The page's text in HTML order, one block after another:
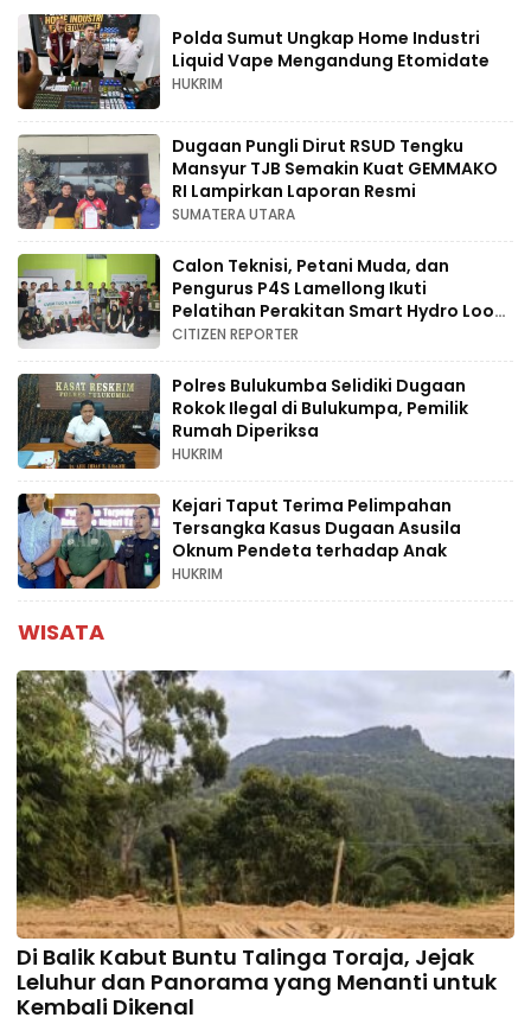
Polda Sumut Ungkap Home Industri
Liquid Vape Mengandung Etomidate
HUKRIM
Dugaan Pungli Dirut RSUD Tengku
Mansyur TJB Semakin Kuat GEMMAKO
RI Lampirkan Laporan Resmi
SUMATERA UTARA
Calon Teknisi, Petani Muda, dan
Pengurus P4S Lamellong Ikuti
Pelatihan Perakitan Smart Hydro Loop
di Desa Kajaolaliddong
CITIZEN REPORTER
Polres Bulukumba Selidiki Dugaan
Rokok Ilegal di Bulukumpa, Pemilik
Rumah Diperiksa
HUKRIM
Kejari Taput Terima Pelimpahan
Tersangka Kasus Dugaan Asusila
Oknum Pendeta terhadap Anak
HUKRIM
WISATA
Di Balik Kabut Buntu Talinga Toraja, Jejak
Leluhur dan Panorama yang Menanti untuk
Kembali Dikenal